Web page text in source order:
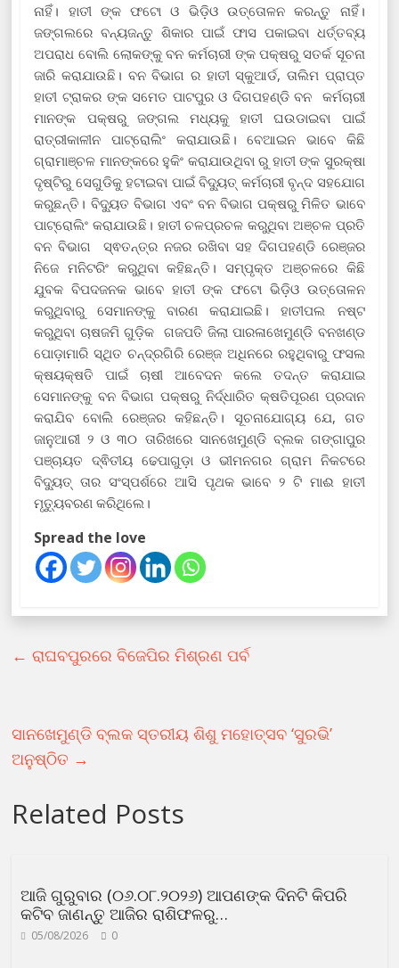
ନାହିଁ। ହାତୀ ଙ୍କ ଫଟୋ ଓ ଭିଡ଼ିଓ ଉତ୍ତୋଳନ କରନ୍ତୁ ନାହିଁ।
ଜଙ୍ଗଲରେ ବନ୍ୟଜନ୍ତୁ ଶିକାର ପାଇଁ ଫାସ ପକାଇବା ଧର୍ତ୍ତବ୍ୟ
ଅପରାଧ ବୋଲି ଲୋକଙ୍କୁ ବନ କର୍ମଚାରୀ ଙ୍କ ପକ୍ଷରୁ ସତର୍କ ସୂଚନା
ଜାରି କରାଯାଉଛି। ବନ ବିଭାଗ ର ହାତୀ ସ୍କୁଆର୍ଡ, ତାଲିମ ପ୍ରାପ୍ତ
ହାତୀ ଟ୍ରାକର ଙ୍କ ସମେତ ପାଟପୁର ଓ ଦିଗପହଣ୍ଡି ବନ କର୍ମଚାରୀ
ମାନଙ୍କ ପକ୍ଷରୁ ଜଙ୍ଗଲ ମଧ୍ୟକୁ ହାତୀ ଘଉଡାଇବା ପାଇଁ
ରାତ୍ରୀକାଳୀନ ପାଟ୍ରୋଲିଂ କରାଯାଉଛି। ବେଆଇନ ଭାବେ କିଛି
ଗ୍ରାମାଞ୍ଚଳ ମାନଙ୍କରେ ହୁକିଂ କରାଯାଉଥିବା ରୁ ହାତୀ ଙ୍କ ସୁରକ୍ଷା
ଦୃଷ୍ଟିରୁ ସେଗୁଡିକୁ ହଟାଇବା ପାଇଁ ବିଦ୍ୟୁତ୍ କର୍ମଚାରୀ ବୃନ୍ଦ ସହଯୋଗ
କରୁଛନ୍ତି। ବିଦ୍ୟୁତ ବିଭାଗ ଏବଂ ବନ ବିଭାଗ ପକ୍ଷରୁ ମିଳିତ ଭାବେ
ପାଟ୍ରୋଲିଂ କରାଯାଉଛି। ହାତୀ ଚଳପ୍ରଚଳ କରୁଥିବା ଅଞ୍ଚଳ ପ୍ରତି
ବନ ବିଭାଗ ସ୍ଵତନ୍ତ୍ର ନଜର ରଖିବା ସହ ଦିଗପହଣ୍ଡି ରେଞ୍ଜର
ନିଜେ ମନିଟରିଂ କରୁଥିବା କହିଛନ୍ତି। ସମ୍ପୃକ୍ତ ଅଞ୍ଚଳରେ କିଛି
ଯୁବକ ବିପଦଜନକ ଭାବେ ହାତୀ ଙ୍କ ଫଟୋ ଭିଡ଼ିଓ ଉତ୍ତୋଳନ
କରୁଥିବାରୁ ସେମାନଙ୍କୁ ବାରଣ କରାଯାଇଛି। ହାତୀପଲ ନଷ୍ଟ
କରୁଥିବା ଚାଷଜମି ଗୁଡ଼ିକ ଗଜପତି ଜିଲା ପାରଳାଖେମୁଣ୍ଡି ବନଖଣ୍ଡ
ପୋଡ଼ାମାରି ସ୍ଥିତ ଚନ୍ଦ୍ରଗିରି ରେଞ୍ଜ ଅଧିନରେ ରହୁଥିବାରୁ ଫସଲ
କ୍ଷୟକ୍ଷତି ପାଇଁ ଚାଷୀ ଆବେଦନ କଲେ ତଦନ୍ତ କରାଯାଇ
ସେମାନଙ୍କୁ ବନ ବିଭାଗ ପକ୍ଷରୁ ନିର୍ଦ୍ଧାରିତ କ୍ଷତିପୂରଣ ପ୍ରଦାନ
କରାଯିବ ବୋଲି ରେଞ୍ଜର କହିଛନ୍ତି। ସୂଚନାଯୋଗ୍ୟ ଯେ, ଗତ
ଜାନୁଆରୀ ୨ ଓ ୩୦ ତାରିଖରେ ସାନଖେମୁଣ୍ଡି ବ୍ଲକ ଗଙ୍ଗାପୁର
ପଞ୍ଚାୟତ ଦ୍ଵିତୀୟ ଢେପାଗୁଡ଼ା ଓ ଭୀମନଗର ଗ୍ରାମ ନିକଟରେ
ବିଦ୍ୟୁତ୍ ତାର ସଂସ୍ପର୍ଶରେ ଆସି ପୃଥକ ଭାବେ ୨ ଟି ମାଈ ହାତୀ
ମୃତ୍ୟୁବରଣ କରିଥିଲେ।
Spread the love
← ରାଘବପୁରରେ ବିଜେପିର ମିଶ୍ରଣ ପର୍ବ
ସାନଖେମୁଣ୍ଡି ବ୍ଲକ ସ୍ତରୀୟ ଶିଶୁ ମହୋତ୍ସବ ‘ସୁରଭି’
ଅନୁଷ୍ଠିତ →
Related Posts
ଆଜି ଗୁରୁବାର (୦୬.୦୮.୨୦୨୬) ଆପଣଙ୍କ ଦିନଟି କିପରି
କଟିବ ଜାଣନ୍ତୁ ଆଜିର ରାଶିଫଳରୁ…
05/08/2026 0